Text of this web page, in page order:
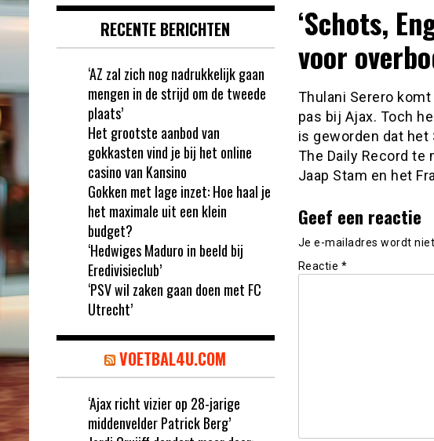
‘Schots,
voor
Thulani Serero
pas bij Ajax. Toch
is geworden dat
The Daily Record te
Jaap Stam en het
Geef een reactie
Je e-mailadres wordt niet
Reactie *
RECENTE BERICHTEN
‘AZ zal zich nog nadrukkelijk gaan
mengen in de strijd om de tweede
plaats’
Het grootste aanbod van
gokkasten vind je bij het online
casino van Kansino
Gokken met lage inzet: Hoe haal je
het maximale uit een klein
budget?
‘Hedwiges Maduro in beeld bij
Eredivisieclub’
‘PSV wil zaken gaan doen met FC
Utrecht’
VOETBAL4U.COM
‘Ajax richt vizier op 28-jarige
middenvelder Patrick Berg’